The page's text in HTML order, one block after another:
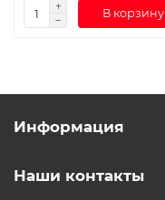
В корзину
Информация
Наши контакты